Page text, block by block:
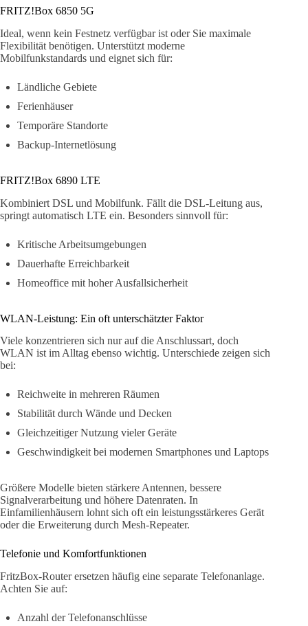
FRITZ!Box 6850 5G
Ideal, wenn kein Festnetz verfügbar ist oder Sie maximale
Flexibilität benötigen. Unterstützt moderne
Mobilfunkstandards und eignet sich für:
Ländliche Gebiete
Ferienhäuser
Temporäre Standorte
Backup-Internetlösung
FRITZ!Box 6890 LTE
Kombiniert DSL und Mobilfunk. Fällt die DSL-Leitung aus,
springt automatisch LTE ein. Besonders sinnvoll für:
Kritische Arbeitsumgebungen
Dauerhafte Erreichbarkeit
Homeoffice mit hoher Ausfallsicherheit
WLAN-Leistung: Ein oft unterschätzter Faktor
Viele konzentrieren sich nur auf die Anschlussart, doch
WLAN ist im Alltag ebenso wichtig. Unterschiede zeigen sich
bei:
Reichweite in mehreren Räumen
Stabilität durch Wände und Decken
Gleichzeitiger Nutzung vieler Geräte
Geschwindigkeit bei modernen Smartphones und Laptops
Größere Modelle bieten stärkere Antennen, bessere
Signalverarbeitung und höhere Datenraten. In
Einfamilienhäusern lohnt sich oft ein leistungsstärkeres Gerät
oder die Erweiterung durch Mesh-Repeater.
Telefonie und Komfortfunktionen
FritzBox-Router ersetzen häufig eine separate Telefonanlage.
Achten Sie auf:
Anzahl der Telefonanschlüsse